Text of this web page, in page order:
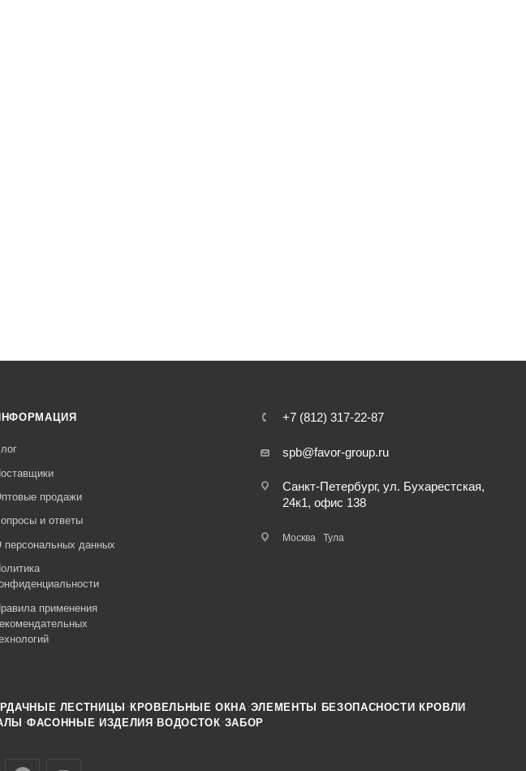
продажи
и ответы
персональных данных
применения
+7 (812) 317-22-87
spb@favor-group.ru
Санкт-Петербург, ул. Бухарестская,
24к1, офис 138
Москва Тула
ЛЕСТНИЦЫ ·КРОВЕЛЬНЫЕ ОКНА ·ЭЛЕМЕНТЫ БЕЗОПАСНОСТИ КРОВЛИ
·ФАСОННЫЕ ИЗДЕЛИЯ·ВОДОСТОК ·ЗАБОР